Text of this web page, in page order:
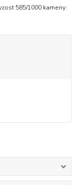
585/1000 kameny: